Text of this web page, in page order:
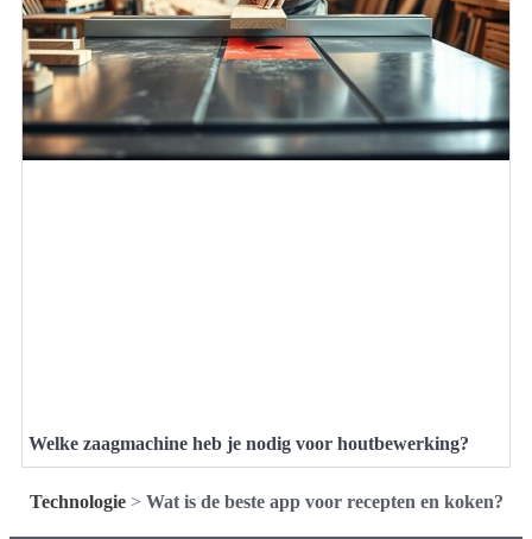
Welke zaagmachine heb je nodig voor houtbewerking?
Technologie> Wat is de beste app voor recepten en koken?